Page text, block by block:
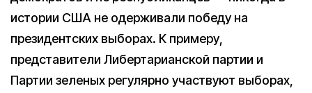
истории США не одерживали победу на
президентских выборах. К примеру,
представители Либертарианской партии и
Партии зеленых регулярно участвуют выборах,